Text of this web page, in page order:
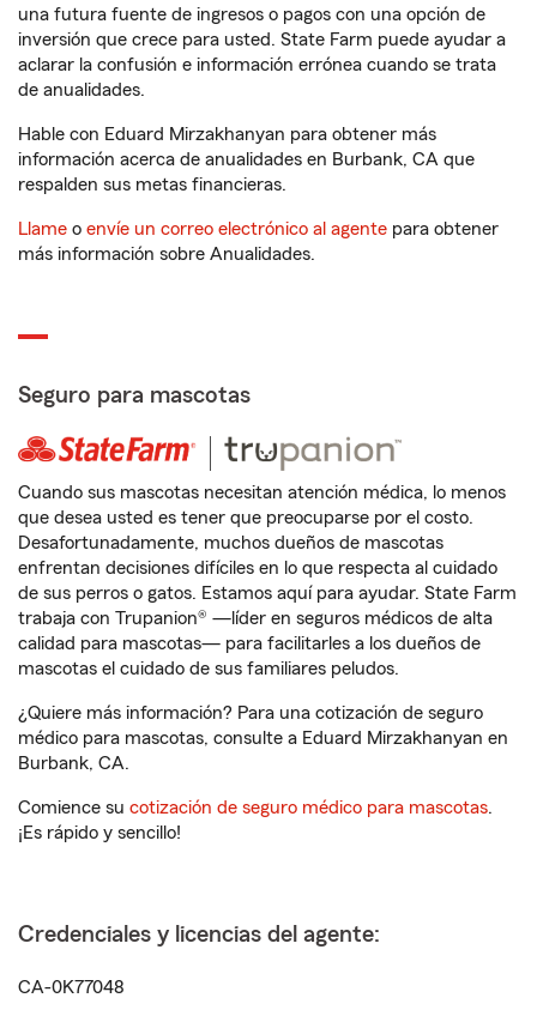
una futura fuente de ingresos o pagos con una opción de
inversión que crece para usted. State Farm puede ayudar a
aclarar la confusión e información errónea cuando se trata
de anualidades.
Hable con Eduard Mirzakhanyan para obtener más
información acerca de anualidades en Burbank, CA que
respalden sus metas financieras.
Llame o envíe un correo electrónico al agente para obtener
más información sobre Anualidades.
Seguro para mascotas
Cuando sus mascotas necesitan atención médica, lo menos
que desea usted es tener que preocuparse por el costo.
Desafortunadamente, muchos dueños de mascotas
enfrentan decisiones difíciles en lo que respecta al cuidado
de sus perros o gatos. Estamos aquí para ayudar. State Farm
trabaja con Trupanion® —líder en seguros médicos de alta
calidad para mascotas— para facilitarles a los dueños de
mascotas el cuidado de sus familiares peludos.
¿Quiere más información? Para una cotización de seguro
médico para mascotas, consulte a Eduard Mirzakhanyan en
Burbank, CA.
Comience su cotización de seguro médico para mascotas.
¡Es rápido y sencillo!
Credenciales y licencias del agente:
CA-0K77048